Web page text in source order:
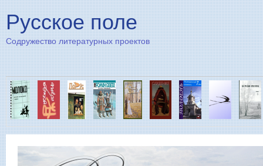
Русское поле
Содружество литературных проектов